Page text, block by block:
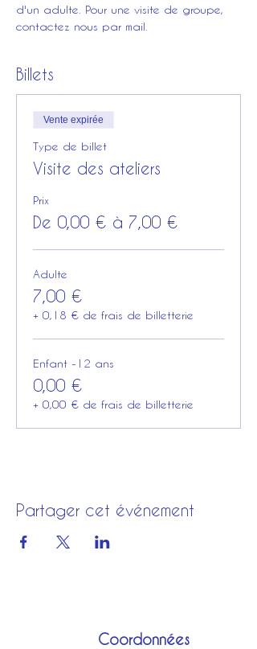
d'un adulte. Pour une visite de groupe,
contactez nous par mail.
Billets
Vente expirée
Type de billet
Visite des ateliers
Prix
De 0,00 € à 7,00 €
Adulte
7,00 €
+ 0,18 € de frais de billetterie
Enfant -12 ans
0,00 €
+ 0,00 € de frais de billetterie
Partager cet événement
Coordonnées